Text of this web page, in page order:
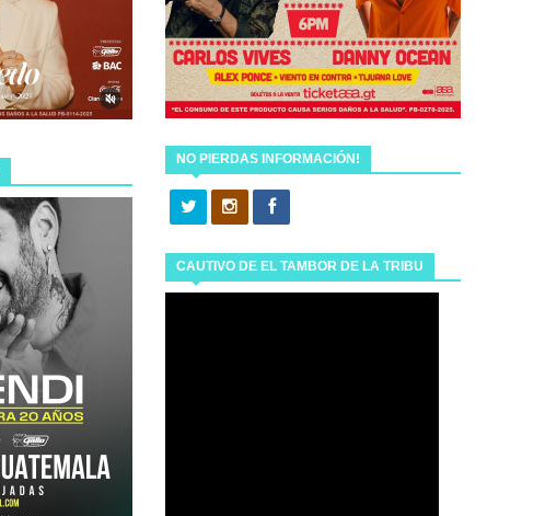
NO PIERDAS INFORMACIÓN!
CAUTIVO DE EL TAMBOR DE LA TRIBU